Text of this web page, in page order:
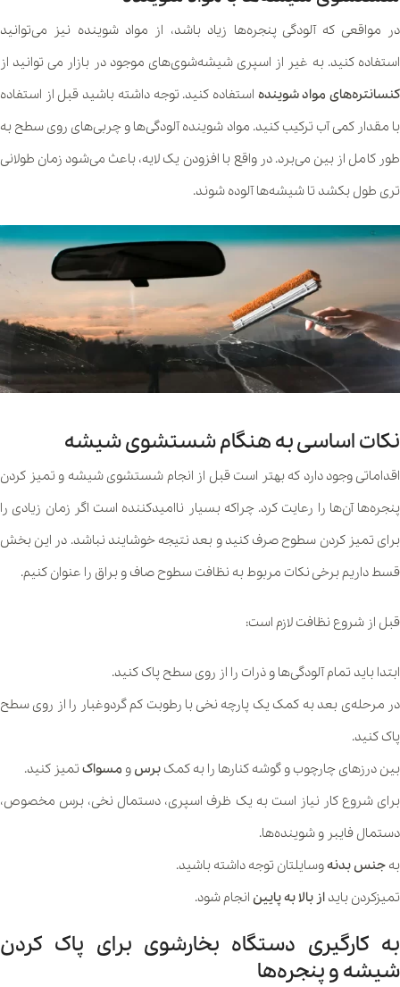
در مواقعی که آلودگی پنجره‌ها زیاد باشد، از مواد شوینده نیز می‌توانید
استفاده کنید. به غیر از اسپری شیشه‌شوی‌های موجود در بازار می توانید از
کنسانتره‌های مواد شوینده استفاده کنید. توجه داشته باشید قبل از استفاده
با مقدار کمی آب ترکیب کنید. مواد شوینده آلودگی‌ها و چربی‌های روی سطح به
طور کامل از بین می‌برد. در واقع با افزودن یک لایه، باعث می‌شود زمان طولانی
تری طول بکشد تا شیشه‌ها آلوده شوند.
نکات اساسی به هنگام شستشوی شیشه
اقداماتی وجود دارد که بهتر است قبل از انجام شستشوی شیشه و تمیز کردن
پنجره‌ها آن‌ها را رعایت کرد. چراکه بسیار ناامیدکننده است اگر زمان زیادی را
برای تمیز کردن سطوح صرف کنید و بعد نتیجه خوشایند نباشد. در این بخش
قسط داریم برخی نکات مربوط به نظافت سطوح صاف و براق را عنوان کنیم.
قبل از شروع نظافت لازم است:
ابتدا باید تمام آلودگی‌ها و ذرات را از روی سطح پاک کنید.
در مرحله‌ی بعد به کمک یک پارچه نخی با رطوبت کم گردوغبار را از روی سطح
پاک کنید.
بین درزهای چارچوب و گوشه کنارها را به کمک برس و مسواکتمیز کنید.
برای شروع کار نیاز است به یک ظرف اسپری، دستمال نخی، برس مخصوص،
دستمال فایبر و شوینده‌ها.
به جنس بدنهوسایلتان توجه داشته باشید.
تمیزکردن باید از بالا به پایین انجام شود.
به کارگیری دستگاه بخارشوی برای پاک کردن
شیشه و پنجره‌ها